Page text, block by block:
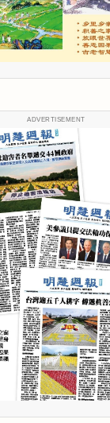
ADVERTISEMENT